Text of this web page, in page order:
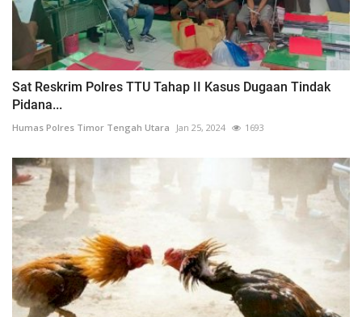
Sat Reskrim Polres TTU Tahap II Kasus Dugaan Tindak
Pidana...
Humas Polres Timor Tengah Utara Jan 25, 2024 1693